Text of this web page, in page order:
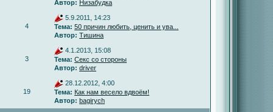
Автор: Низабудка
4
5.9.2011, 14:23
Тема: 50 причин любить, ценить и ува...
Автор: Тишина
3
4.1.2013, 15:08
Тема: Секс со стороны
Автор: driver
19
28.12.2012, 4:00
Тема: Как нам весело вдвоём!
Автор: bagirych